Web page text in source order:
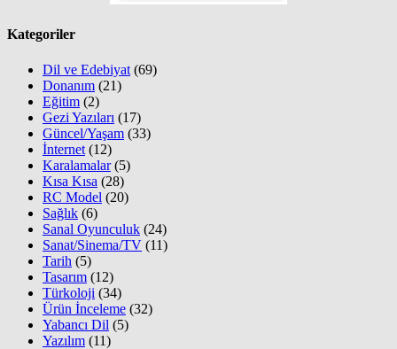
Kategoriler
Dil ve Edebiyat (69)
Donanım (21)
Eğitim (2)
Gezi Yazıları (17)
Güncel/Yaşam (33)
İnternet (12)
Karalamalar(5)
Kısa Kısa (28)
RC Model (20)
Sağlık (6)
Sanal Oyunculuk (24)
Sanat/Sinema/TV (11)
Tarih (5)
Tasarım (12)
Türkoloji (34)
Ürün İnceleme (32)
Yabancı Dil (5)
Yazılım (11)